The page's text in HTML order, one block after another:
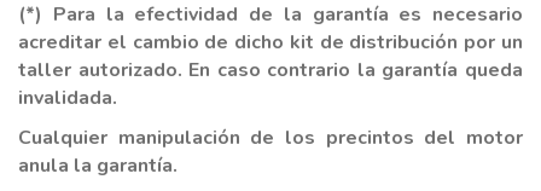
(*) Para la efectividad de la garantía es necesario
acreditar el cambio de dicho kit de distribución por un
taller autorizado. En caso contrario la garantía queda
invalidada.
Cualquier manipulación de los precintos del motor
anula la garantía.